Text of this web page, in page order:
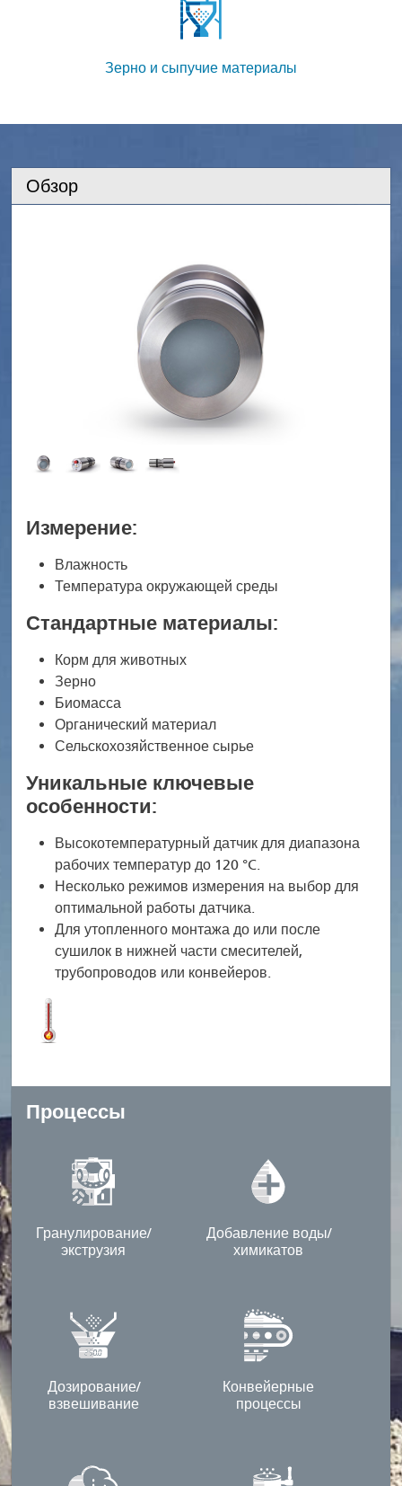
Зерно и сыпучие материалы
Обзор
Измерение:
Влажность
Температура окружающей среды
Стандартные материалы:
Корм для животных
Зерно
Биомасса
Органический материал
Сельскохозяйственное сырье
Уникальные ключевые
особенности:
Высокотемпературный датчик для диапазона
рабочих температур до 120 °C.
Несколько режимов измерения на выбор для
оптимальной работы датчика.
Для утопленного монтажа до или после
сушилок в нижней части смесителей,
трубопроводов или конвейеров.
Процессы
Гранулирование/
экструзия
Добавление воды/
химикатов
Дозирование/
взвешивание
Конвейерные
процессы